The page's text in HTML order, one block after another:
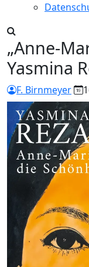
„Anne-
Yasmina
F. Birnmeyer